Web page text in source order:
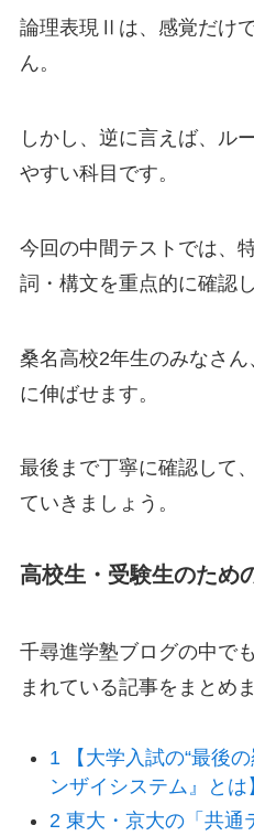
論理表現Ⅱは、感覚だけ
ん。
しかし、逆に言えば、ル
やすい科目です。
今回の中間テストでは、
詞・構文を重点的に確認
桑名高校2年生のみなさ
に伸ばせます。
最後まで丁寧に確認して
ていきましょう。
高校生・受験生のため
千尋進学塾ブログの中で
まれている記事をまとめ
1 【大学入試の“最後
ンザイシステム』とは
2 東大・京大の「共